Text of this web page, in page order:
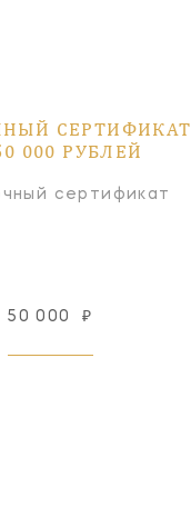
СЕРТИФИКАТ
000 РУБЛЕЙ
сертификат
50 000 ₽